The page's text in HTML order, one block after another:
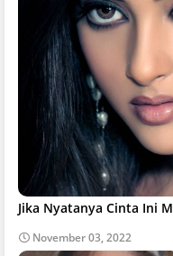
Jika Nyatanya Cinta Ini
November 03, 2022